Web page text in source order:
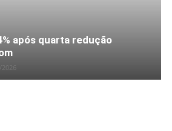
após quarta redução